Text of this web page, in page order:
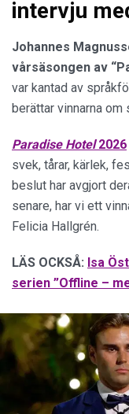
intervju
Johannes
vårsäsongen av
var kantad av
berättar vinnarna om
Paradise Hotel2026
svek, tårar, kärlek,
beslut har avgjort
senare, har vi ett
Felicia Hallgrén.
LÄS OCKSÅ: Isa
serien ”Offline –